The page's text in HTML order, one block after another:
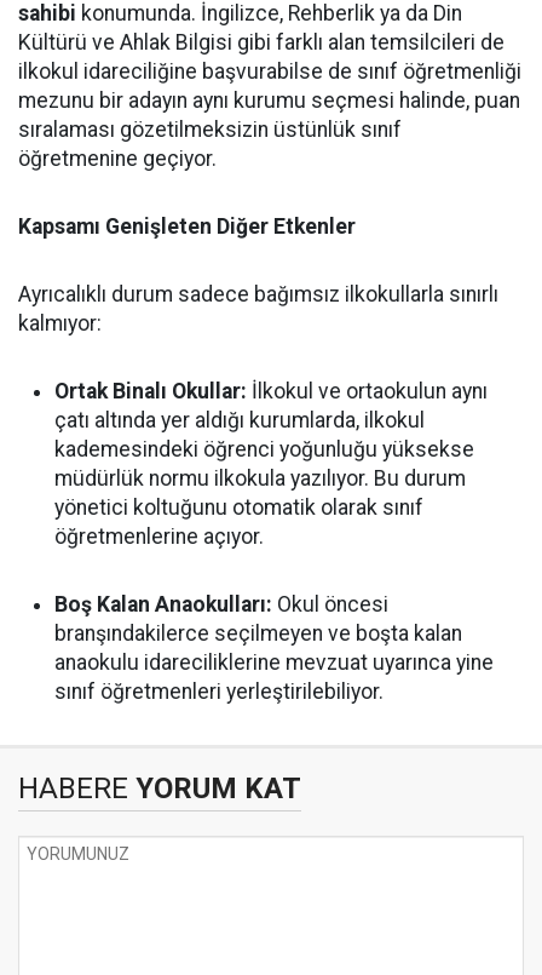
sahibi konumunda. İngilizce, Rehberlik ya da Din
Kültürü ve Ahlak Bilgisi gibi farklı alan temsilcileri de
ilkokul idareciliğine başvurabilse de sınıf öğretmenliği
mezunu bir adayın aynı kurumu seçmesi halinde, puan
sıralaması gözetilmeksizin üstünlük sınıf
öğretmenine geçiyor.
Kapsamı Genişleten Diğer Etkenler
Ayrıcalıklı durum sadece bağımsız ilkokullarla sınırlı
kalmıyor:
Ortak Binalı Okullar: İlkokul ve ortaokulun aynı
çatı altında yer aldığı kurumlarda, ilkokul
kademesindeki öğrenci yoğunluğu yüksekse
müdürlük normu ilkokula yazılıyor. Bu durum
yönetici koltuğunu otomatik olarak sınıf
öğretmenlerine açıyor.
Boş Kalan Anaokulları: Okul öncesi
branşındakilerce seçilmeyen ve boşta kalan
anaokulu idareciliklerine mevzuat uyarınca yine
sınıf öğretmenleri yerleştirilebiliyor.
HABERE YORUM KAT